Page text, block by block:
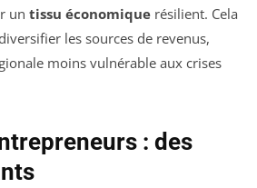
un tissu économique résilient. Cela
les sources de revenus,
moins vulnérable aux crises
: des